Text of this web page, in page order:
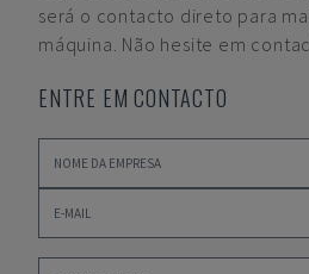
será o contacto direto para
máquina. Não hesite em
ENTRE EM CONTACTO